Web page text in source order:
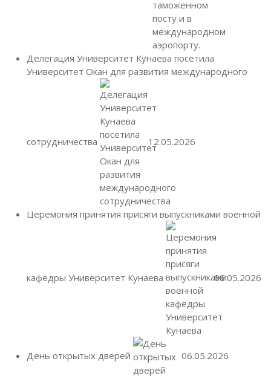
Делегация Университет Кунаева посетила
Университет Окан для развития международного
сотрудничества 12.05.2026
Церемония принятия присяги выпускниками военной
кафедры Университет Кунаева 06.05.2026
День открытых дверей 06.05.2026